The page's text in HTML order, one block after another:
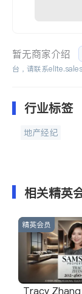
暂无商家介绍
台，请联系
行业标签
地产经纪
相关精英
精英会员
Tracy Zhang